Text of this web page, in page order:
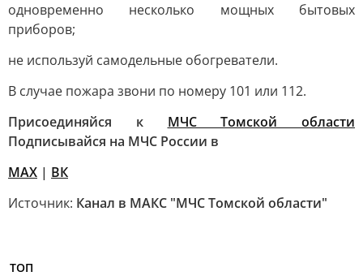
одновременно несколько мощных бытовых
приборов;
не используй самодельные обогреватели.
В случае пожара звони по номеру 101 или 112.
Присоединяйся к МЧС Томской области
Подписывайся на МЧС России в
MAX | ВК
Источник: Канал в МАКС "МЧС Томской области"
ТОП